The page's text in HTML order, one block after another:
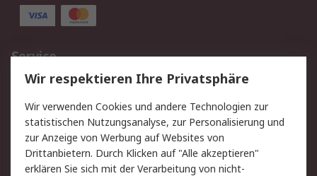
Service
Value Added Services
Lieferlösungen
Rücksendungen
Kontakt
Hilfe
Rechtliches
Wir respektieren Ihre Privatsphäre
Wir verwenden Cookies und andere Technologien zur
statistischen Nutzungsanalyse, zur Personalisierung und
zur Anzeige von Werbung auf Websites von
Drittanbietern. Durch Klicken auf "Alle akzeptieren"
erklären Sie sich mit der Verarbeitung von nicht-